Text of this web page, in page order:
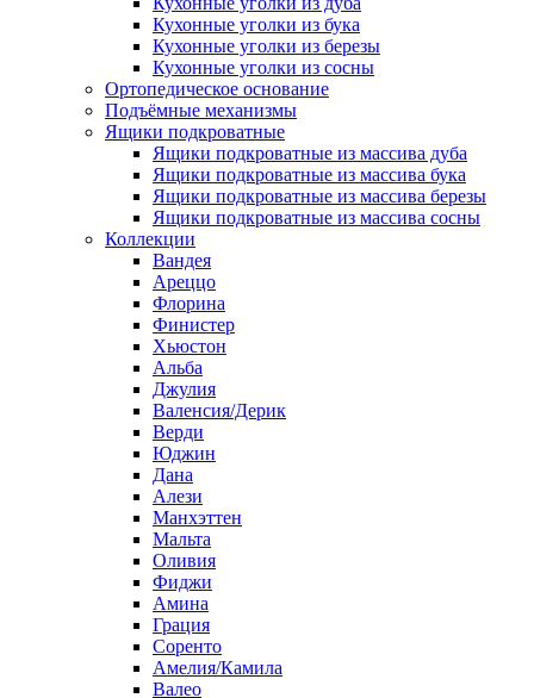
Кухонные уголки из бука
Кухонные уголки из березы
Кухонные уголки из сосны
Ортопедическое основание
Подъёмные механизмы
Ящики подкроватные
Ящики подкроватные из массива дуба
Ящики подкроватные из массива бука
Ящики подкроватные из массива березы
Ящики подкроватные из массива сосны
Коллекции
Вандея
Ареццо
Флорина
Финистер
Хьюстон
Альба
Джулия
Валенсия/Дерик
Верди
Юджин
Дана
Алези
Манхэттен
Мальта
Оливия
Фиджи
Амина
Грация
Соренто
Амелия/Камила
Валео